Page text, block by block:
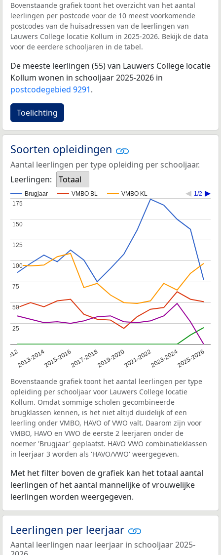
Bovenstaande grafiek toont het overzicht van het aantal
leerlingen per postcode voor de 10 meest voorkomende
postcodes van de huisadressen van de leerlingen van
Lauwers College locatie Kollum in 2025-2026. Bekijk de data
voor de eerdere schooljaren in de tabel.
De meeste leerlingen (55) van Lauwers College locatie
Kollum wonen in schooljaar 2025-2026 in
postcodegebied 9291.
Toelichting
Soorten opleidingen
Aantal leerlingen per type opleiding per schooljaar.
Leerlingen:
Totaal
Brugjaar VMBO BL VMBO KL 1/2
20122013-20142015-20162017-20182019-20202021-20222023-20242025-2026
25
25
50
50
75
75
100
100
125
125
150
150
175
175
Bovenstaande grafiek toont het aantal leerlingen per type
opleiding per schooljaar voor Lauwers College locatie
Kollum. Omdat sommige scholen gecombineerde
brugklassen kennen, is het niet altijd duidelijk of een
leerling onder VMBO, HAVO of VWO valt. Daarom zijn voor
VMBO, HAVO en VWO de eerste 2 leerjaren onder de
noemer 'Brugjaar' geplaatst. HAVO VWO combinatieklassen
in leerjaar 3 worden als 'HAVO/VWO' weergegeven.
Met het filter boven de grafiek kan het totaal aantal
leerlingen of het aantal mannelijke of vrouwelijke
leerlingen worden weergegeven.
Leerlingen per leerjaar
Aantal leerlingen naar leerjaar in schooljaar 2025-